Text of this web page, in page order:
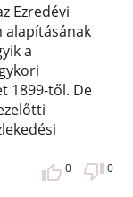
Ezredévi
alapításának
a
1899-től. De
0 0